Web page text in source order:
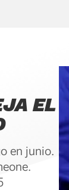
EL
en junio.